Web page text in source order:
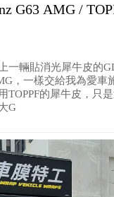
G63 AMG /
一輛貼消光犀牛皮的
，一樣交給我為愛車
TOPPF的犀牛皮，只
G